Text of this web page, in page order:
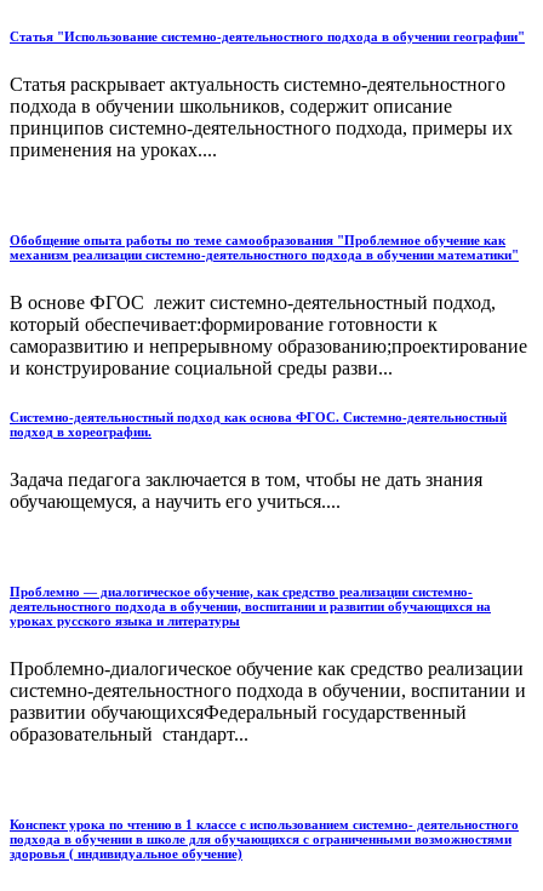
Статья "Использование системно-деятельностного подхода в обучении географии"
Статья раскрывает актуальность системно-деятельностного
подхода в обучении школьников, содержит описание
принципов системно-деятельностного подхода, примеры их
применения на уроках....
Обобщение опыта работы по теме самообразования "Проблемное обучение как
механизм реализации системно-деятельностного подхода в обучении математики"
В основе ФГОС лежит системно-деятельностный подход,
который обеспечивает:формирование готовности к
саморазвитию и непрерывному образованию;проектирование
и конструирование социальной среды разви...
Системно-деятельностный подход как основа ФГОС. Системно-деятельностный
подход в хореографии.
Задача педагога заключается в том, чтобы не дать знания
обучающемуся, а научить его учиться....
Проблемно — диалогическое обучение, как средство реализации системно-
деятельностного подхода в обучении, воспитании и развитии обучающихся на
уроках русского языка и литературы
Проблемно-диалогическое обучение как средство реализации
системно-деятельностного подхода в обучении, воспитании и
развитии обучающихсяФедеральный государственный
образовательный стандарт...
Конспект урока по чтению в 1 классе с использованием системно- деятельностного
подхода в обучении в школе для обучающихся с ограниченными возможностями
здоровья ( индивидуальное обучение)